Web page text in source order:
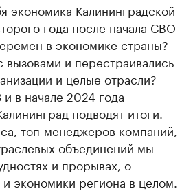
экономика Калининградской
года после начала СВО
в экономике страны?
вызовами и перестраивались
и целые отрасли?
в начале 2024 года
подводят итоги.
топ-менеджеров компаний,
объединений мы
и прорывах, о
экономики региона в целом.